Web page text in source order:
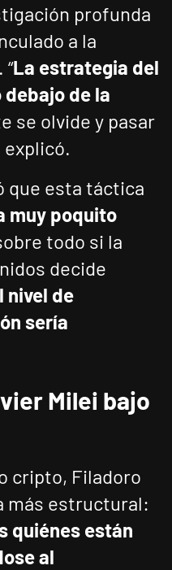
profunda
a la
La estrategia del
de la
se olvide y pasar
explicó.
que esta táctica
muy poquito
todo si la
decide
nivel de
sería
Milei bajo
cripto, Filadoro
más estructural:
quiénes están
al